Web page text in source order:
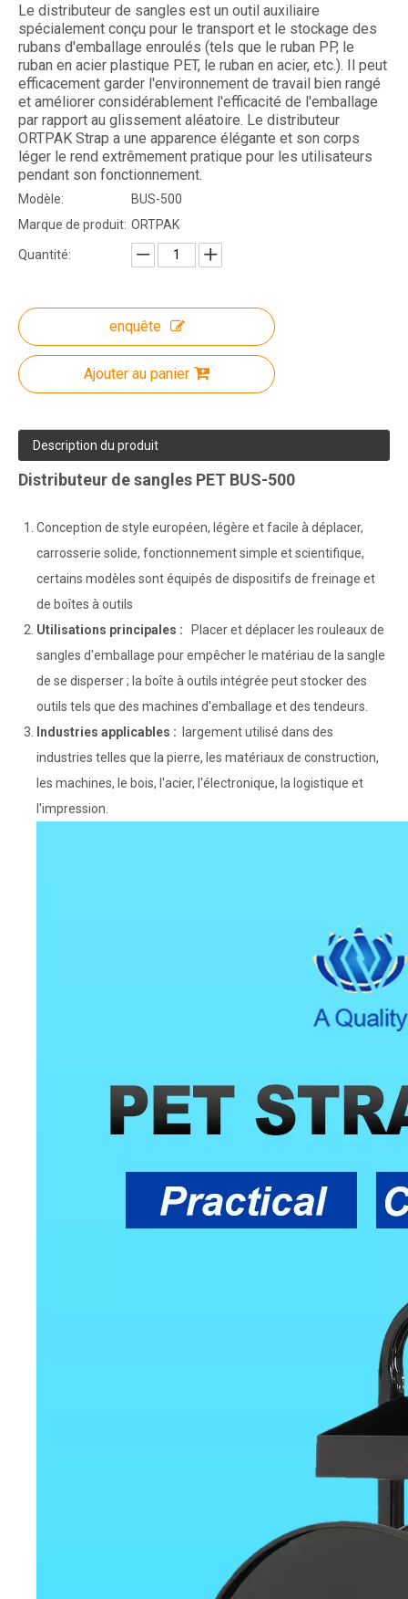
Le distributeur de sangles est un outil auxiliaire
spécialement conçu pour le transport et le stockage des
rubans d'emballage enroulés (tels que le ruban PP, le
ruban en acier plastique PET, le ruban en acier, etc.). Il peut
efficacement garder l'environnement de travail bien rangé
et améliorer considérablement l'efficacité de l'emballage
par rapport au glissement aléatoire. Le distributeur
ORTPAK Strap a une apparence élégante et son corps
léger le rend extrêmement pratique pour les utilisateurs
pendant son fonctionnement.
Modèle:
BUS-500
Marque de produit: ORTPAK
Quantité:
enquête
Ajouter au panier
Description du produit
Distributeur de sangles PET BUS-500
Conception de style européen, légère et facile à déplacer,
carrosserie solide, fonctionnement simple et scientifique,
certains modèles sont équipés de dispositifs de freinage et
de boîtes à outils
Utilisations principales :
Placer et déplacer les rouleaux de
sangles d'emballage pour empêcher le matériau de la sangle
de se disperser ; la boîte à outils intégrée peut stocker des
outils tels que des machines d'emballage et des tendeurs.
Industries applicables :
largement utilisé dans des
industries telles que la pierre, les matériaux de construction,
les machines, le bois, l'acier, l'électronique, la logistique et
l'impression.